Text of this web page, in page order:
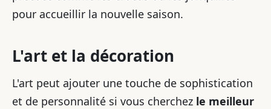
pour accueillir la nouvelle saison.
L'art et la décoration
L'art peut ajouter une touche de sophistication
et de personnalité si vous cherchez le meilleur